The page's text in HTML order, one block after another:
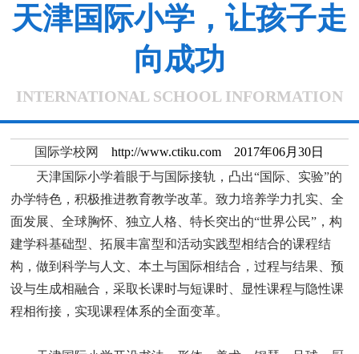
天津国际小学，让孩子走
向成功
INTERNATIONAL SCHOOL INFORMATION
国际学校网
http://www.ctiku.com 2017年06月30日
天津国际小学着眼于与国际接轨，凸出“国际、实验”的
办学特色，积极推进教育教学改革。致力培养学力扎实、全
面发展、全球胸怀、独立人格、特长突出的“世界公民”，构
建学科基础型、拓展丰富型和活动实践型相结合的课程结
构，做到科学与人文、本土与国际相结合，过程与结果、预
设与生成相融合，采取长课时与短课时、显性课程与隐性课
程相衔接，实现课程体系的全面变革。